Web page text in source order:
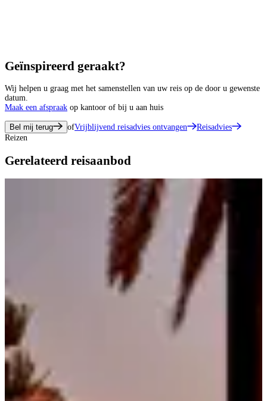
Geïnspireerd geraakt?
Wij helpen u graag met het samenstellen van uw reis op de door u gewenste
datum.
Maak een afspraak op kantoor of bij u aan huis
Bel mij terug ofVrijblijvend reisadvies ontvangen
Reisadvies
Reizen
Gerelateerd reisaanbod